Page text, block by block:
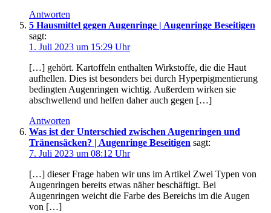
Antworten
5 Hausmittel gegen Augenringe | Augenringe Beseitigen
sagt:
1. Juli 2023 um 15:29 Uhr
[…] gehört. Kartoffeln enthalten Wirkstoffe, die die Haut
aufhellen. Dies ist besonders bei durch Hyperpigmentierung
bedingten Augenringen wichtig. Außerdem wirken sie
abschwellend und helfen daher auch gegen […]
Antworten
Was ist der Unterschied zwischen Augenringen und
Tränensäcken? | Augenringe Beseitigen sagt:
7. Juli 2023 um 08:12 Uhr
[…] dieser Frage haben wir uns im Artikel Zwei Typen von
Augenringen bereits etwas näher beschäftigt. Bei
Augenringen weicht die Farbe des Bereichs im die Augen
von […]